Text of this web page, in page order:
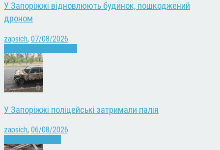
У Запоріжжі відновлюють будинок, пошкоджений
дроном
zapsich, 07/08/2026
У Запоріжжі поліцейські затримали палія
zapsich, 06/08/2026